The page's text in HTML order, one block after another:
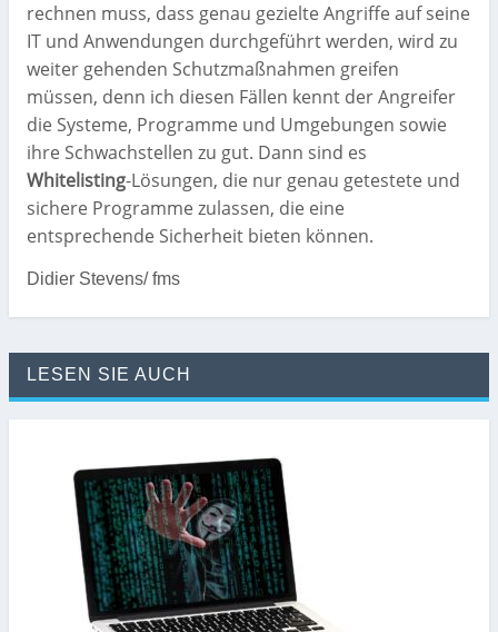
rechnen muss, dass genau gezielte Angriffe auf seine
IT und Anwendungen durchgeführt werden, wird zu
weiter gehenden Schutzmaßnahmen greifen
müssen, denn ich diesen Fällen kennt der Angreifer
die Systeme, Programme und Umgebungen sowie
ihre Schwachstellen zu gut. Dann sind es
Whitelisting-Lösungen, die nur genau getestete und
sichere Programme zulassen, die eine
entsprechende Sicherheit bieten können.
Didier Stevens/ fms
LESEN SIE AUCH